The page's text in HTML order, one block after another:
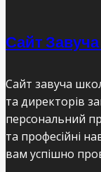
Сайт
Сайт завуча
та директорів
персональний
та професійні
вам успішно